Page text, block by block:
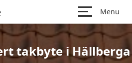
Menu
takbyte i Hällberga